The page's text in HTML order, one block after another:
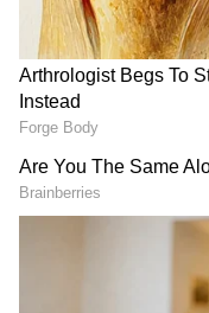
ஏசியாநெட்